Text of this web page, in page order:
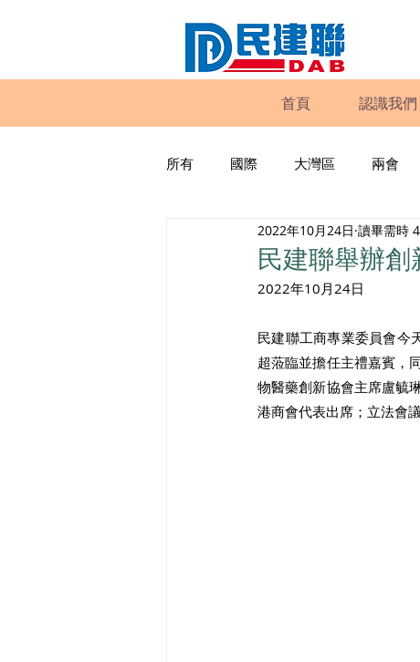
首頁 認識我們
所有 國際 大灣區 兩會
工商專業 家庭
議會監察 區議會
民建聯舉辦
2022年10月24日 讀畢需時
2022年10月24日
民建聯工商專業委員會今
超蒞臨並擔任主禮嘉賓，
物醫藥創新協會主席盧毓
港商會代表出席；立法會